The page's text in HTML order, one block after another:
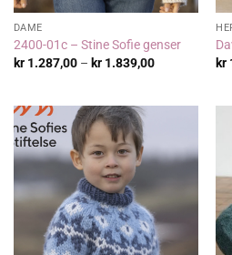
DAME
2400-01c – Stine Sofie genser
kr1.287,00 – kr1.839,00Prisområde:kr